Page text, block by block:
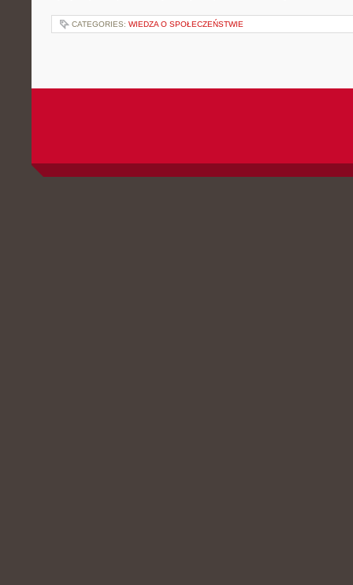
CATEGORIES: WIEDZA O SPOŁECZEŃSTWIE